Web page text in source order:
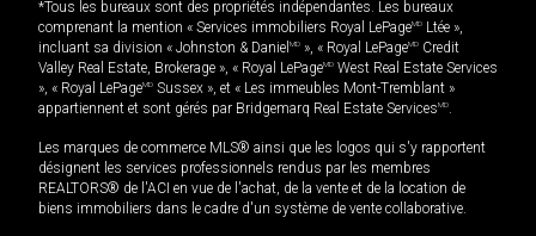
*Tous les bureaux sont des propriétés indépendantes. Les bureaux
comprenant la mention « Services immobiliers Royal LePageMD Ltée »,
incluant sa division « Johnston & Daniel MD », « Royal LePageMD Credit
Valley Real Estate, Brokerage », « Royal LePageMD West Real Estate Services
», « Royal LePageMD Sussex », et « Les immeubles Mont-Tremblant »
appartiennent et sont gérés par Bridgemarq Real Estate ServicesMD
Les marques de commerce MLS® ainsi que les logos qui s'y rapportent
désignent les services professionnels rendus par les membres
REALTORS® de l'ACI en vue de l'achat, de la vente et de la location de
biens immobiliers dans le cadre d'un système de vente collaborative.